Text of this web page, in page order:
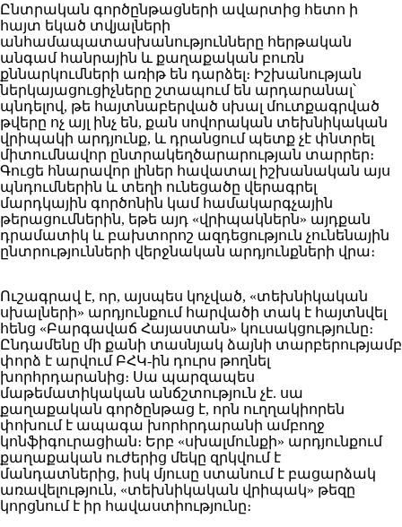
Ընտրական գործընթացների ավարտից հետո ի
հայտ եկած տվյալների
անհամապատասխանությունները հերթական
անգամ հանրային և քաղաքական բուռն
քննարկումների առիթ են դարձել։ Իշխանության
ներկայացուցիչները շտապում են արդարանալ՝
պնդելով, թե հայտնաբերված սխալ մուտքագրված
թվերը ոչ այլ ինչ են, քան սովորական տեխնիկական
վրիպակի արդյունք, և դրանցում պետք չէ փնտրել
միտումնավոր ընտրակեղծարարության տարրեր։
Գուցե հնարավոր լիներ հավատալ իշխանական այս
պնդումներին և տեղի ունեցածը վերագրել
մարդկային գործոնին կամ համակարգչային
թերացումներին, եթե այդ «վրիպակներն» այդքան
դրամատիկ և բախտորոշ ազդեցություն չունենային
ընտրությունների վերջնական արդյունքների վրա։
Ուշագրավ է, որ, այսպես կոչված, «տեխնիկական
սխալների» արդյունքում հարվածի տակ է հայտնվել
հենց «Բարգավաճ Հայաստան» կուսակցությունը։
Ընդամենը մի քանի տասնյակ ձայնի տարբերությամբ
փորձ է արվում ԲՀԿ-ին դուրս թողնել
խորհրդարանից։ Սա պարզապես
մաթեմատիկական անճշտություն չէ. սա
քաղաքական գործընթաց է, որն ուղղակիորեն
փոխում է ապագա խորհրդարանի ամբողջ
կոնֆիգուրացիան։ Երբ «սխալմունքի» արդյունքում
քաղաքական ուժերից մեկը զրկվում է
մանդատներից, իսկ մյուսը ստանում է բացարձակ
առավելություն, «տեխնիկական վրիպակ» թեզը
կորցնում է իր հավաստիությունը։